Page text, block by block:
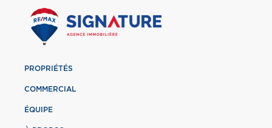
PROPRIÉTÉS
COMMERCIAL
ÉQUIPE